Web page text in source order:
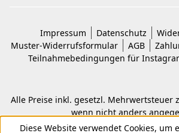
Impressum Datenschutz
Muster-Widerrufsformular
AGB
Teilnahmebedingungen für
Alle Preise inkl. gesetzl. Mehrwertsteuer
wenn nicht anders
© 2026 Copyright © Kwon KG. Alle
Diese Website verwendet Cookies, um